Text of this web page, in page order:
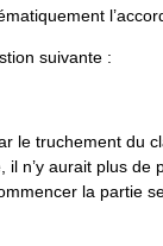
suivante :
le truchement du
n’y aurait plus
la partie